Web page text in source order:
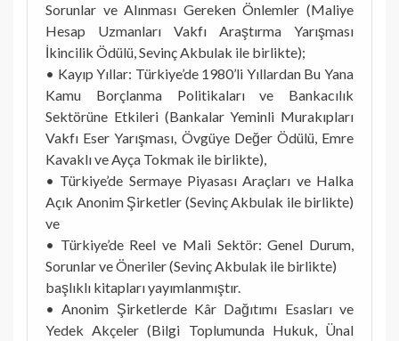
Sorunlar ve Alınması Gereken Önlemler (Maliye
Hesap Uzmanları Vakfı Araştırma Yarışması
İkincilik Ödülü, Sevinç Akbulak ile birlikte);
• Kayıp Yıllar: Türkiye’de 1980’li Yıllardan Bu Yana
Kamu Borçlanma Politikaları ve Bankacılık
Sektörüne Etkileri (Bankalar Yeminli Murakıpları
Vakfı Eser Yarışması, Övgüye Değer Ödülü, Emre
Kavaklı ve Ayça Tokmak ile birlikte),
• Türkiye’de Sermaye Piyasası Araçları ve Halka
Açık Anonim Şirketler (Sevinç Akbulak ile birlikte)
ve
• Türkiye’de Reel ve Mali Sektör: Genel Durum,
Sorunlar ve Öneriler (Sevinç Akbulak ile birlikte)
başlıklı kitapları yayımlanmıştır.
• Anonim Şirketlerde Kâr Dağıtımı Esasları ve
Yedek Akçeler (Bilgi Toplumunda Hukuk, Ünal